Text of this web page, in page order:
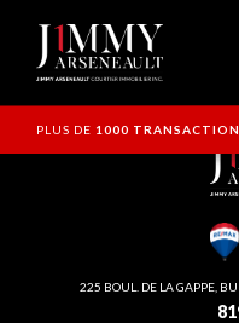
PLUS DE 1000
225 BOUL. DE LA GAPPE,